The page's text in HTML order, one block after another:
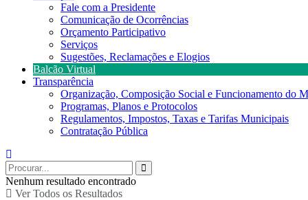
Fale com a Presidente
Comunicação de Ocorrências
Orçamento Participativo
Serviços
Sugestões, Reclamações e Elogios
Balcão Virtual
Transparência
Organização, Composição Social e Funcionamento do
Programas, Planos e Protocolos
Regulamentos, Impostos, Taxas e Tarifas Municipais
Contratação Pública
Nenhum resultado encontrado
Ver Todos os Resultados